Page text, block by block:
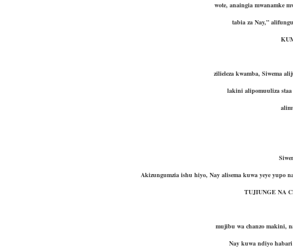
wote, anaingia mwanamke
tabia za Nay,”
zilieleza kwamba, Siwema
lakini alipomuuliza staa
Akizungumzia ishu hiyo, Nay alisema kuwa yeye yupo
TUJIUNGE NA
mujibu wa chanzo makini,
Nay kuwa ndiyo